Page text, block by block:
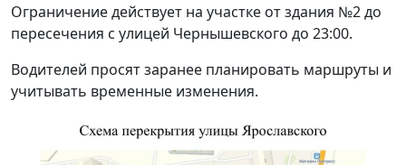
Ограничение действует на участке от здания №2 до
пересечения с улицей Чернышевского до 23:00.
Водителей просят заранее планировать маршруты и
учитывать временные изменения.